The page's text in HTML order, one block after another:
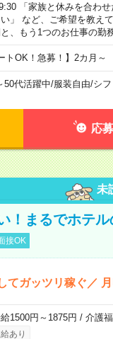
「家族と休みを合わ
」 など、ご希望を教え
、もう1つのお仕事の勤
トOK！急募！】2カ月
50代活躍中/服装自由/シ
応
未
！まるでホテ
接OK
てガッツリ稼ぐ／
1500円～1875円 / 介護
あり